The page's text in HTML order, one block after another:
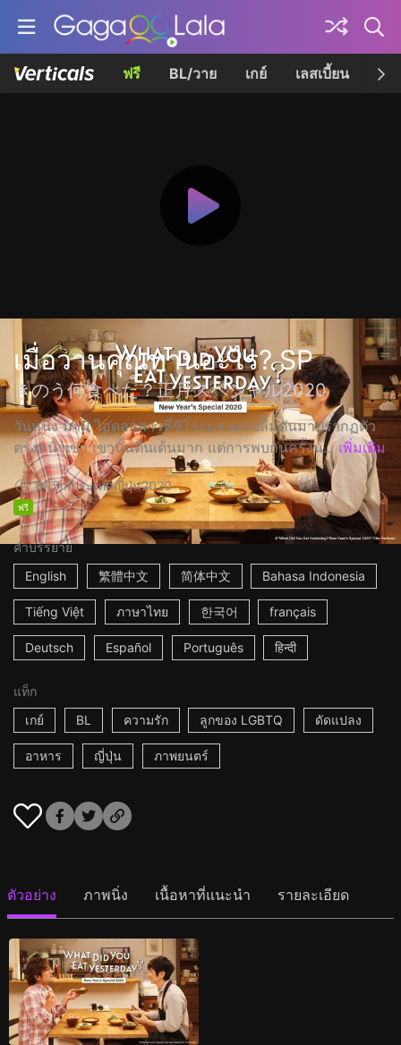
ฟรี BL/วาย เกย์ เลสเบี้ยน เค
เมื่อวานคุณทานอะไร? SP
きのう何食べた？正月スペシャル2020
วันหนึ่ง มามิ ไอดอลสาวที่ชิโระแสนจะปลื้มดันมาปรากฏตัว
ตรงหน้าเขา เขานั้นตื่นเต้นมาก แต่การพบกันครั้งน... เพิ่มเติม
1h15mประเทศญี่ปุ่น2020
ฟรี
คำบรรยาย
English
繁體中文 简体中文 Bahasa Indonesia
Tiếng Việt ภาษาไทย 한국어 français
Deutsch Español Português हिन्दी
แท็ก
เกย์
BL ความรัก ลูกของ LGBTQ ดัดแปลง
อาหาร ญี่ปุ่น ภาพยนตร์
ตัวอย่าง ภาพนิ่ง เนื้อหาที่แนะนำ รายละเอียด